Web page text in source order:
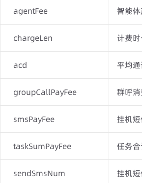
agentFee 智能
chargeLen 计费时
acd 平均
groupCallPayFee 群呼
smsPayFee 挂机
taskSumPayFee 任务
sendSmsNum 挂机